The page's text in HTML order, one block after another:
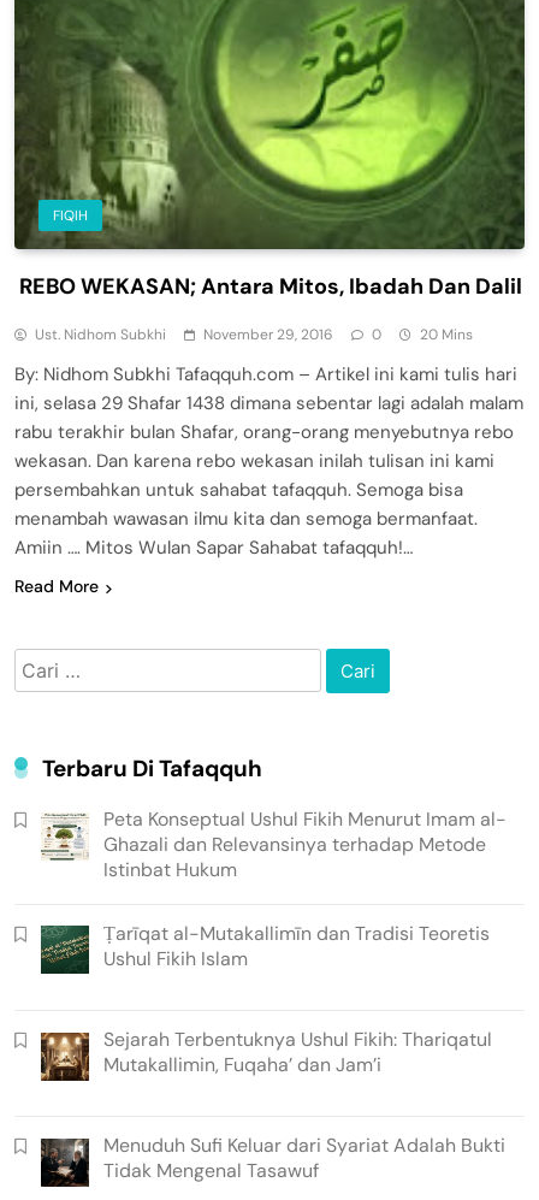
FIQIH
REBO WEKASAN; Antara Mitos, Ibadah Dan Dalil
Ust. Nidhom Subkhi November 29, 2016 0 20 Mins
By: Nidhom Subkhi Tafaqquh.com – Artikel ini kami tulis hari
ini, selasa 29 Shafar 1438 dimana sebentar lagi adalah malam
rabu terakhir bulan Shafar, orang-orang menyebutnya rebo
wekasan. Dan karena rebo wekasan inilah tulisan ini kami
persembahkan untuk sahabat tafaqquh. Semoga bisa
menambah wawasan ilmu kita dan semoga bermanfaat.
Amiin …. Mitos Wulan Sapar Sahabat tafaqquh!…
Read More
Cari
untuk:
Terbaru Di Tafaqquh
Peta Konseptual Ushul Fikih Menurut Imam al-
Ghazali dan Relevansinya terhadap Metode
Istinbat Hukum
Ṭarīqat al-Mutakallimīn dan Tradisi Teoretis
Ushul Fikih Islam
Sejarah Terbentuknya Ushul Fikih: Thariqatul
Mutakallimin, Fuqaha’ dan Jam’i
Menuduh Sufi Keluar dari Syariat Adalah Bukti
Tidak Mengenal Tasawuf